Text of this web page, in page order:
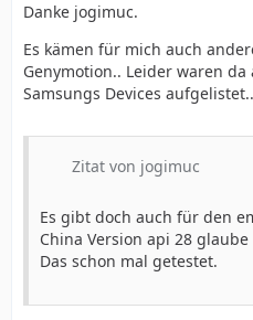
Danke jogimuc.
Es kämen für mich auch
Genymotion.. Leider waren
Samsungs Devices aufgelistet..
Zitat von jogimuc
Es gibt doch auch für den
China Version api 28 glaube
Das schon mal getestet.